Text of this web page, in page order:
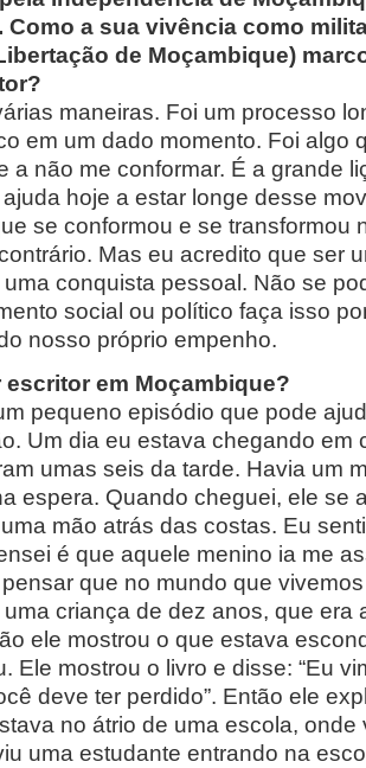
Como a sua vivência como
de Moçambique)
maneiras. Foi um processo
em um dado momento. Foi algo
a não me conformar. É a grande
hoje a estar longe desse
se conformou e se transformou
Mas eu acredito que ser
conquista pessoal. Não se
social ou político faça isso
nosso próprio empenho.
escritor em Moçambique?
pequeno episódio que pode
Um dia eu estava chegando em
umas seis da tarde. Havia um
espera. Quando cheguei, ele se
mão atrás das costas. Eu
é que aquele menino ia me
que no mundo que
criança de dez anos, que era
ele mostrou o que estava
Ele mostrou o livro e disse: “Eu
deve ter perdido”. Então ele
no átrio de uma escola,
uma estudante entrando na